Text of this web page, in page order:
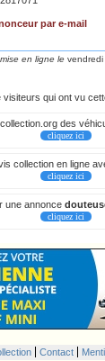
par e-mail
mise en ligne le
visiteurs qui ont vu
des
cliquez ici
collection en ligne
cliquez ici
une annonce
cliquez ici
Contact